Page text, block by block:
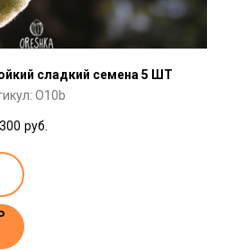
сладкий семена 5 ШТ
O10b
300 руб.